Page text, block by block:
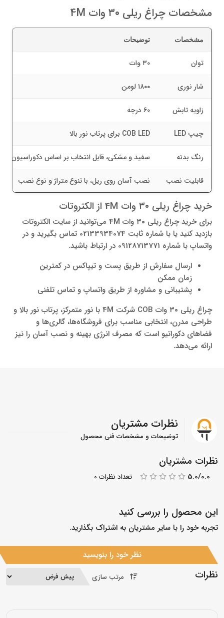
مشخصات چراغ ریلی ۳۰ وات 4M
مشخصات توضیحات
توان ۳۰ وات
شار نوری ۱۸۰۰ لومن
زاویه تابش ۶۰ درجه
چیپ LED COB LED برای پرتاب نور بالا
رنگ بدنه سفید و مشکی، قابل انتخاب بر اساس دکوراسیون
قابلیت نصب نصب آسان روی ریل، با تنوع متراژ و نوع نصب
خرید چراغ ریلی ۳۰ وات 4M از الکتروتات
برای خرید چراغ ریلی ۳۰ وات 4M می‌توانید از سایت الکتروتات
بازدید کنید یا با شماره ثابت 02133934074 تماس بگیرید و در
واتساپ با شماره 09128713771 در ارتباط باشید.
ارسال سفارش از طریق پست و تیپاکس در کمترین
زمان ممکن
پشتیبانی و مشاوره از طریق واتساپ و تماس تلفنی
چراغ ریلی ۳۰ وات COB شرکت 4M با نور متمرکز، پرتاب نور بالا و
طراحی مدرن، انتخابی مناسب برای فروشگاه‌ها، گالری‌ها و
فضاهای دکوراتیو است که مصرف انرژی بهینه و نصب آسان را نیز
ارائه می‌دهد.
نظرات مشتریان
توضیحات و مشخصات فنی محصول
نظرات مشتریان
5.0/0.0 تعداد نظرات 0
این محصول را بررسی کنید
تجربه خود را با سایر مشتریان به اشتراک بگذارید.
نظر خود را بنویسید
نظرات مرتب سازی